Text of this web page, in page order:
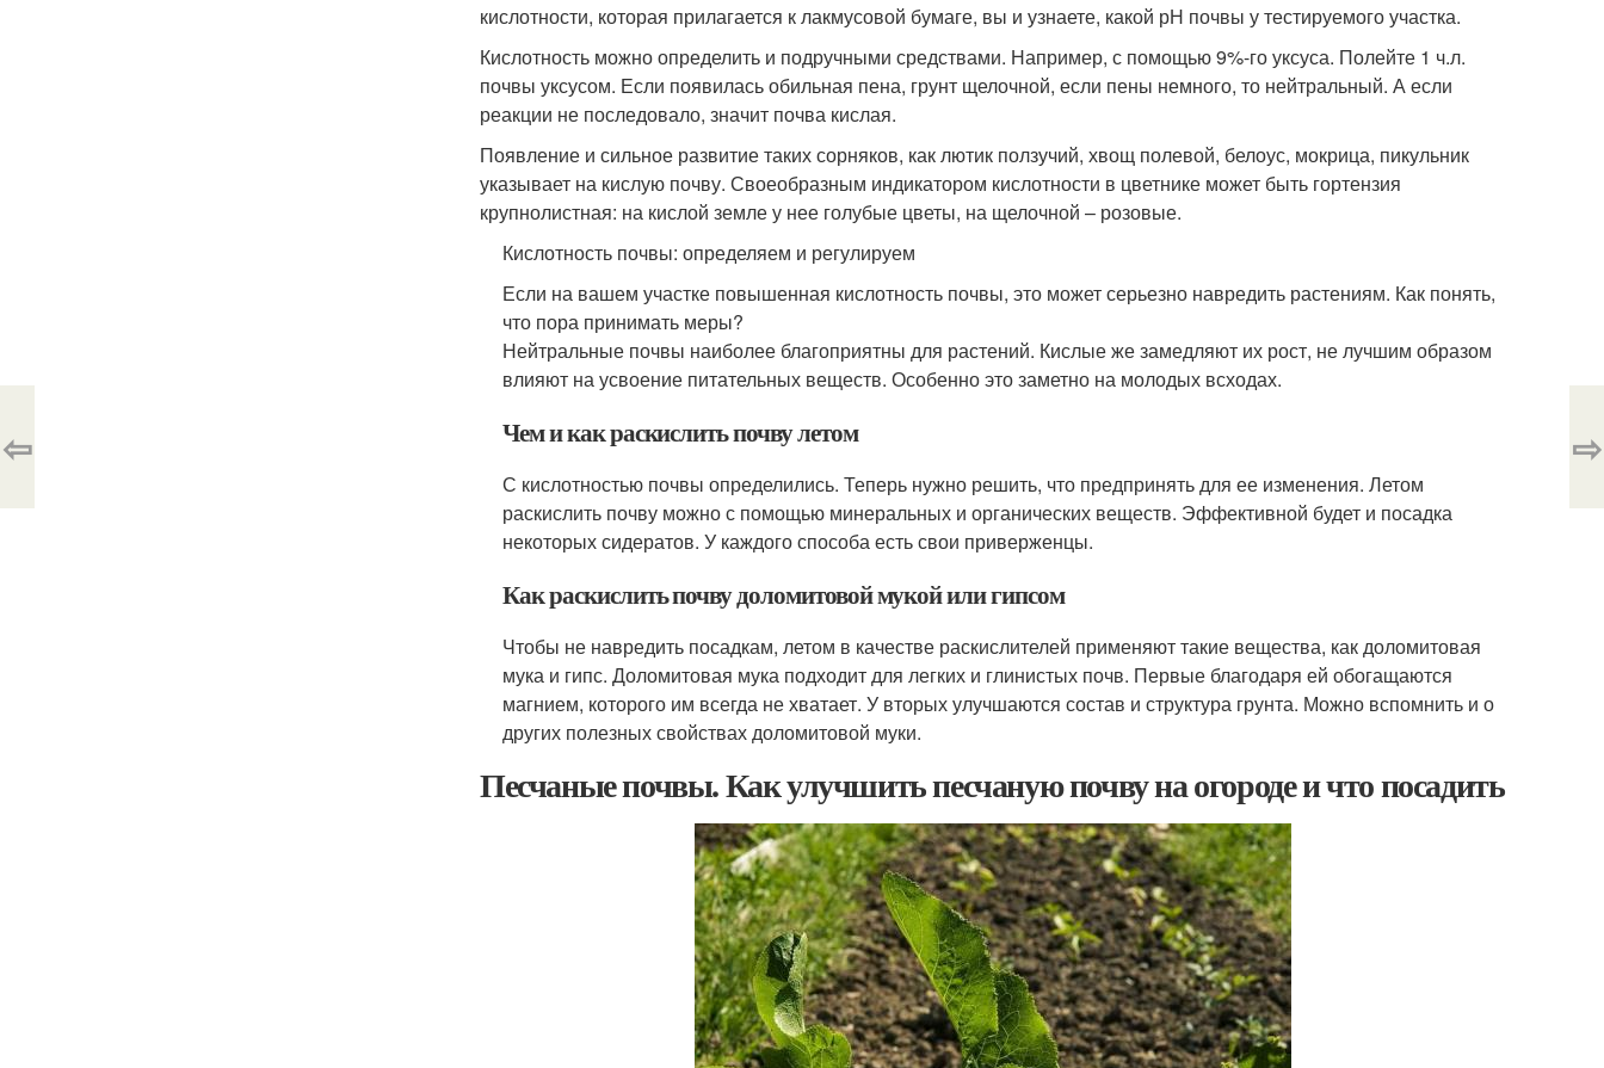
кислотности, которая прилагается к лакмусовой бумаге, вы и узнаете, какой рН почвы у тестируемого участка.
Кислотность можно определить и подручными средствами. Например, с помощью 9%-го уксуса. Полейте 1 ч.л.
почвы уксусом. Если появилась обильная пена, грунт щелочной, если пены немного, то нейтральный. А если
реакции не последовало, значит почва кислая.
Появление и сильное развитие таких сорняков, как лютик ползучий, хвощ полевой, белоус, мокрица, пикульник
указывает на кислую почву. Своеобразным индикатором кислотности в цветнике может быть гортензия
крупнолистная: на кислой земле у нее голубые цветы, на щелочной – розовые.
Кислотность почвы: определяем и регулируем
Если на вашем участке повышенная кислотность почвы, это может серьезно навредить растениям. Как понять,
что пора принимать меры?
Нейтральные почвы наиболее благоприятны для растений. Кислые же замедляют их рост, не лучшим образом
влияют на усвоение питательных веществ. Особенно это заметно на молодых всходах.
Чем и как раскислить почву летом
С кислотностью почвы определились. Теперь нужно решить, что предпринять для ее изменения. Летом
раскислить почву можно с помощью минеральных и органических веществ. Эффективной будет и посадка
некоторых сидератов. У каждого способа есть свои приверженцы.
Как раскислить почву доломитовой мукой или гипсом
Чтобы не навредить посадкам, летом в качестве раскислителей применяют такие вещества, как доломитовая
мука и гипс. Доломитовая мука подходит для легких и глинистых почв. Первые благодаря ей обогащаются
магнием, которого им всегда не хватает. У вторых улучшаются состав и структура грунта. Можно вспомнить и о
других полезных свойствах доломитовой муки.
Песчаные почвы. Как улучшить песчаную почву на огороде и что посадить
⇦ ⇨